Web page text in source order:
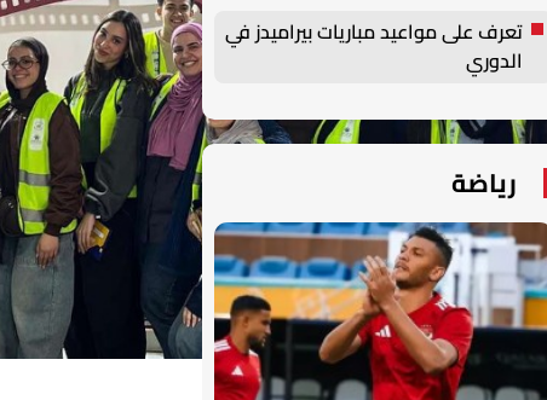
تعرف على مواعيد مباريات بيراميدز في
الدوري
رياضة